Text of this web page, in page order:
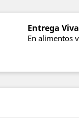
Entrega
En alimentos